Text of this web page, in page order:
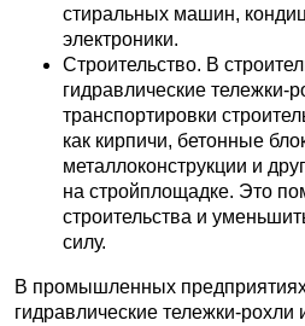
стиральных машин,
электроники.
Строительство. В
гидравлические тележки-
транспортировки
как кирпичи, бетонные
металлоконструкции и
на стройплощадке. Это
строительства и
силу.
В промышленных
гидравлические тележки-рохли